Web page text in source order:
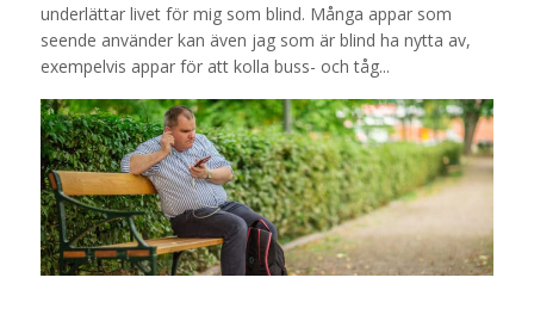
underlättar livet för mig som blind. Många appar som
seende använder kan även jag som är blind ha nytta av,
exempelvis appar för att kolla buss- och tåg...